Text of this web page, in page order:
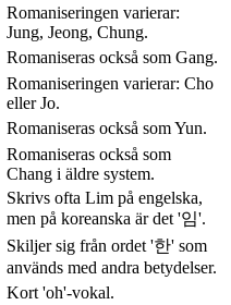
Romaniseringen varierar:
Jung, Jeong, Chung.
Romaniseras också som Gang.
Romaniseringen varierar: Cho
eller Jo.
Romaniseras också som Yun.
Romaniseras också som
Chang i äldre system.
Skrivs ofta Lim på engelska,
men på koreanska är det '임'.
Skiljer sig från ordet '한' som
används med andra betydelser.
Kort 'oh'-vokal.